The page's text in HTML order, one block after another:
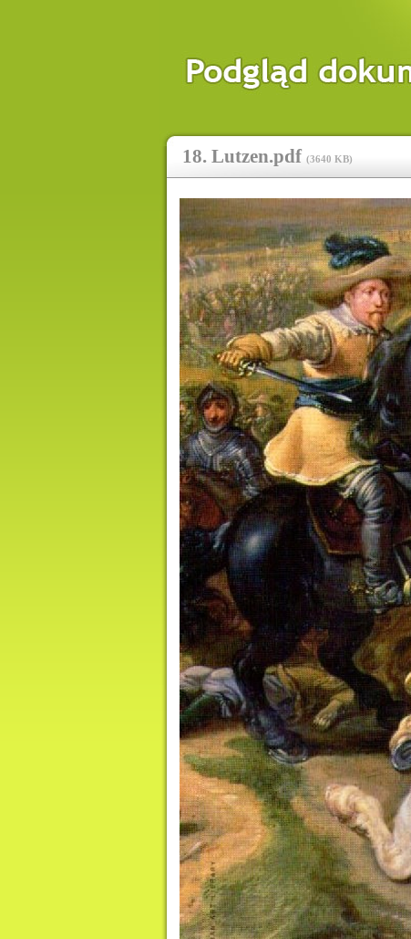
18. Lutzen.pdf (3640 KB)